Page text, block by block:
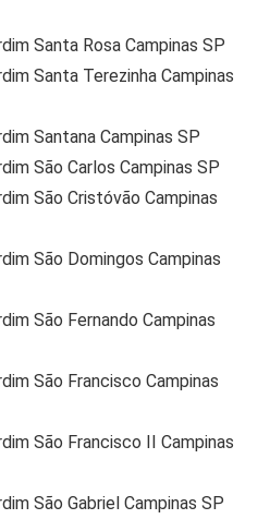
Santa Rosa Campinas SP
Santa Terezinha Campinas
Santana Campinas SP
São Carlos Campinas SP
São Cristóvão Campinas
São Domingos Campinas
São Fernando Campinas
São Francisco Campinas
São Francisco II Campinas
São Gabriel Campinas SP